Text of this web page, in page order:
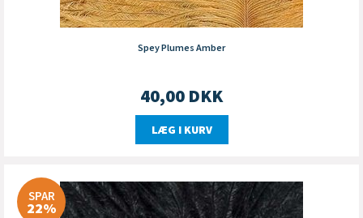
Spey Plumes Amber
40,00 DKK
LÆG I KURV
SPAR
22%